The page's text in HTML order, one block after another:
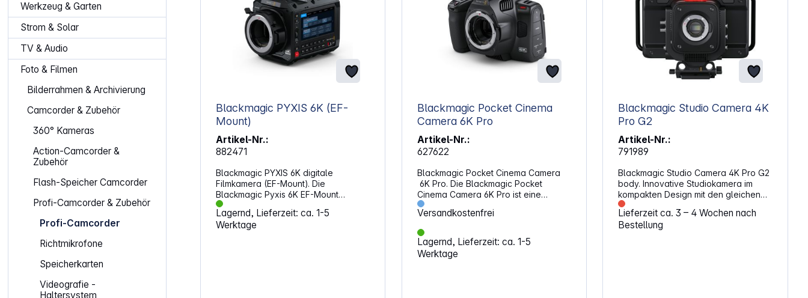
Werkzeug & Garten
Strom & Solar
TV & Audio
Foto & Filmen
Bilderrahmen & Archivierung
Camcorder & Zubehör
360° Kameras
Action-Camcorder &
Zubehör
Flash-Speicher Camcorder
Profi-Camcorder & Zubehör
Profi-Camcorder
Richtmikrofone
Speicherkarten
Videografie -
Haltersystem
Blackmagic PYXIS 6K (EF-
Mount)
Artikel-Nr.:
882471
Blackmagic PYXIS 6K digitale
Filmkamera (EF-Mount). Die
Blackmagic Pyxis 6K EF-Mount
Version ist eine vielseitige
Digitalfilmkamera mit einem 36 x 24
mm Vollformatsensor und 13
Lagernd, Lieferzeit: ca. 1-5
Werktage
Blackmagic Pocket Cinema
Camera 6K Pro
Artikel-Nr.:
627622
Blackmagic Pocket Cinema Camera
6K Pro. Die Blackmagic Pocket
Cinema Camera 6K Pro ist eine
technisch hoch entwickelte
Digitalfilmkamera für
Freihandaufnahmen. Sie bietet einen
hochauflösenden Super-35-HDR-
Sensor mit 6144 x 3456 Pixeln, Dual-
Native-ISO sowie einen EF-
Versandkostenfrei
Lagernd, Lieferzeit: ca. 1-5
Werktage
Blackmagic Studio Camera 4K
Pro G2
Artikel-Nr.:
791989
Blackmagic Studio Camera 4K Pro G2
body. Innovative Studiokamera im
kompakten Design mit den gleichen
Funktionen wie große Studiokameras.
Dank des Dynamikumfangs und der
Farbverarbeitung einer digitalen
Lieferzeit ca. 3 – 4 Wochen nach
Bestellung